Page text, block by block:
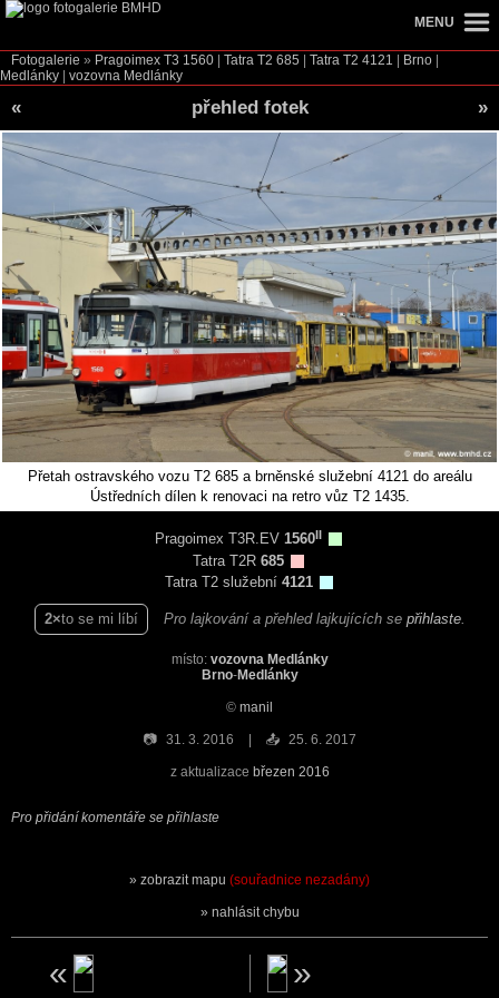
Fotogalerie » Pragoimex T3 1560 Tatra T2 685 Tatra T2 4121 Brno
Medlánky
vozovna Medlánky
« přehled fotek »
Přetah ostravského vozu T2 685 a brněnské služební 4121 do areálu
Ústředních dílen k renovaci na retro vůz T2 1435.
Pragoimex T3R.EV 1560II
Tatra T2R 685
Tatra T2 služební 4121
2 to se mi líbí Pro lajkování a přehled lajkujících se přihlaste.
místo: vozovna Medlánky
Brno-Medlánky
© manil
📷 31. 3. 2016 📤 25. 6. 2017
z aktualizace březen 2016
Pro přidání komentáře se přihlaste
zobrazit mapu (souřadnice nezadány)
nahlásit chybu
MENU